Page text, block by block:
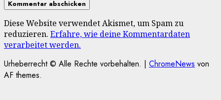
Diese Website verwendet Akismet, um Spam zu
reduzieren. Erfahre, wie deine Kommentardaten
verarbeitet werden.
Urheberrecht © Alle Rechte vorbehalten. | ChromeNews von
AF themes.